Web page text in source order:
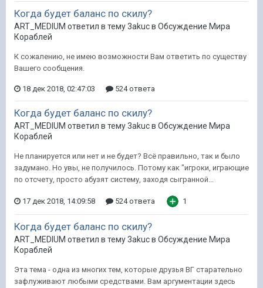
Когда будет баланс по скилу?
ART_MEDIUM ответил в тему 3akuc в Обсуждение Мира
Кораблей
К сожалению, не имею возможности Вам ответить по существу
Вашего сообщения.
18 дек 2018, 02:47:03 524 ответа
Когда будет баланс по скилу?
ART_MEDIUM ответил в тему 3akuc в Обсуждение Мира
Кораблей
Не планируется или нет и не будет? Всё правильно, так и было
задумано. Но увы, не получилось. Потому как "игроки, играющие
по отсчету, просто абузят систему, заходя сыгранной...
17 дек 2018, 14:09:58 524 ответа 1
Когда будет баланс по скилу?
ART_MEDIUM ответил в тему 3akuc в Обсуждение Мира
Кораблей
Эта тема - одна из многих тем, которые друзья ВГ старательно
зафлуживают любыми средствами. Вам аргументации здесь